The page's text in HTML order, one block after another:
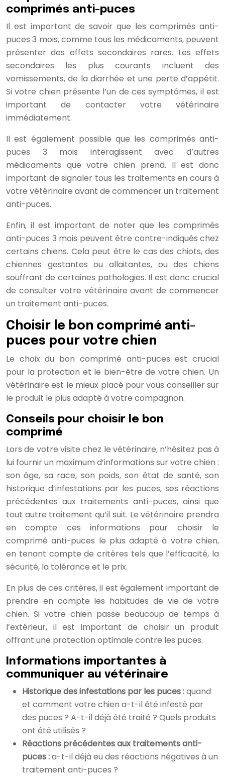
comprimés anti-puces
Il est important de savoir que les comprimés anti-
puces 3 mois, comme tous les médicaments, peuvent
présenter des effets secondaires rares. Les effets
secondaires les plus courants incluent des
vomissements, de la diarrhée et une perte d’appétit.
Si votre chien présente l’un de ces symptômes, il est
important de contacter votre vétérinaire
immédiatement.
Il est également possible que les comprimés anti-
puces 3 mois interagissent avec d’autres
médicaments que votre chien prend. Il est donc
important de signaler tous les traitements en cours à
votre vétérinaire avant de commencer un traitement
anti-puces.
Enfin, il est important de noter que les comprimés
anti-puces 3 mois peuvent être contre-indiqués chez
certains chiens. Cela peut être le cas des chiots, des
chiennes gestantes ou allaitantes, ou des chiens
souffrant de certaines pathologies. Il est donc crucial
de consulter votre vétérinaire avant de commencer
un traitement anti-puces.
Choisir le bon comprimé anti-
puces pour votre chien
Le choix du bon comprimé anti-puces est crucial
pour la protection et le bien-être de votre chien. Un
vétérinaire est le mieux placé pour vous conseiller sur
le produit le plus adapté à votre compagnon.
Conseils pour choisir le bon
comprimé
Lors de votre visite chez le vétérinaire, n’hésitez pas à
lui fournir un maximum d’informations sur votre chien :
son âge, sa race, son poids, son état de santé, son
historique d’infestations par les puces, ses réactions
précédentes aux traitements anti-puces, ainsi que
tout autre traitement qu’il suit. Le vétérinaire prendra
en compte ces informations pour choisir le
comprimé anti-puces le plus adapté à votre chien,
en tenant compte de critères tels que l’efficacité, la
sécurité, la tolérance et le prix.
En plus de ces critères, il est également important de
prendre en compte les habitudes de vie de votre
chien. Si votre chien passe beaucoup de temps à
l’extérieur, il est important de choisir un produit
offrant une protection optimale contre les puces.
Informations importantes à
communiquer au vétérinaire
Historique des infestations par les puces :quand
et comment votre chien a-t-il été infesté par
des puces ? A-t-il déjà été traité ? Quels produits
ont été utilisés ?
Réactions précédentes aux traitements anti-
puces :a-t-il déjà eu des réactions négatives à un
traitement anti-puces ?